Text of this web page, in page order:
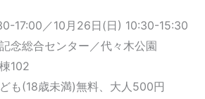
17:00／10月26日(日) 10:30-15:30
念総合センター／代々木公園
102
も(18歳未満)無料、大人500円